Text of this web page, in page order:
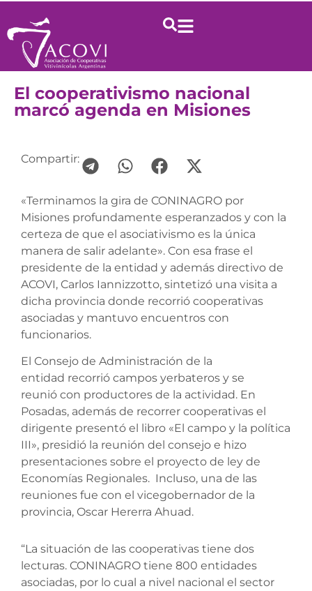
El cooperativismo nacional
marcó agenda en Misiones
Compartir:
«Terminamos la gira de CONINAGRO por
Misiones profundamente esperanzados y con la
certeza de que el asociativismo es la única
manera de salir adelante». Con esa frase el
presidente de la entidad y además directivo de
ACOVI, Carlos Iannizzotto, sintetizó una visita a
dicha provincia donde recorrió cooperativas
asociadas y mantuvo encuentros con
funcionarios.
El Consejo de Administración de la
entidad recorrió campos yerbateros y se
reunió con productores de la actividad. En
Posadas, además de recorrer cooperativas el
dirigente presentó el libro «El campo y la política
III», presidió la reunión del consejo e hizo
presentaciones sobre el proyecto de ley de
Economías Regionales. Incluso, una de las
reuniones fue con el vicegobernador de la
provincia, Oscar Hererra Ahuad.
“La situación de las cooperativas tiene dos
lecturas. CONINAGRO tiene 800 entidades
asociadas, por lo cual a nivel nacional el sector